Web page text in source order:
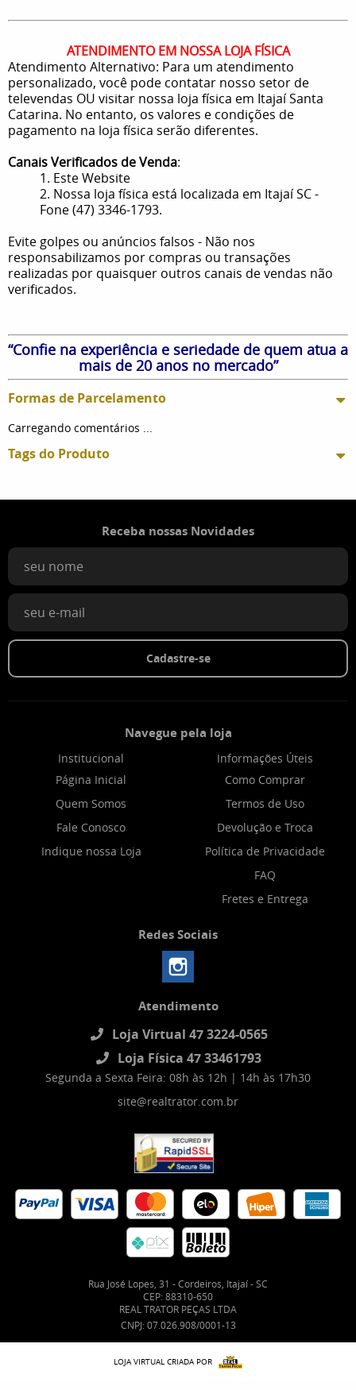
ATENDIMENTO EM NOSSA LOJA FÍSICA
Atendimento Alternativo: Para um atendimento
personalizado, você pode contatar nosso setor de
televendas OU visitar nossa loja física em Itajaí Santa
Catarina. No entanto, os valores e condições de
pagamento na loja física serão diferentes.
Canais Verificados de Venda:
1. Este Website
2. Nossa loja física está localizada em Itajaí SC -
Fone (47) 3346-1793.
Evite golpes ou anúncios falsos - Não nos
responsabilizamos por compras ou transações
realizadas por quaisquer outros canais de vendas não
verificados.
“Confie na experiência e seriedade de quem atua a
mais de 20 anos no mercado”
Formas de Parcelamento
Carregando comentários ...
Tags do Produto
Receba nossas Novidades
Cadastre-se
Navegue pela loja
Institucional
Página Inicial
Quem Somos
Fale Conosco
Indique nossa Loja
Informações Úteis
Como Comprar
Termos de Uso
Devolução e Troca
Política de Privacidade
FAQ
Fretes e Entrega
Redes Sociais
Atendimento
Loja Virtual 47 3224-0565
Loja Física 47 33461793
Segunda a Sexta Feira: 08h às 12h | 14h às 17h30
site@realtrator.com.br
Rua José Lopes, 31 -Cordeiros, Itajaí-SC
CEP: 88310-650
REAL TRATOR PEÇAS LTDA
CNPJ: 07.026.908/0001-13
LOJA VIRTUAL CRIADA POR